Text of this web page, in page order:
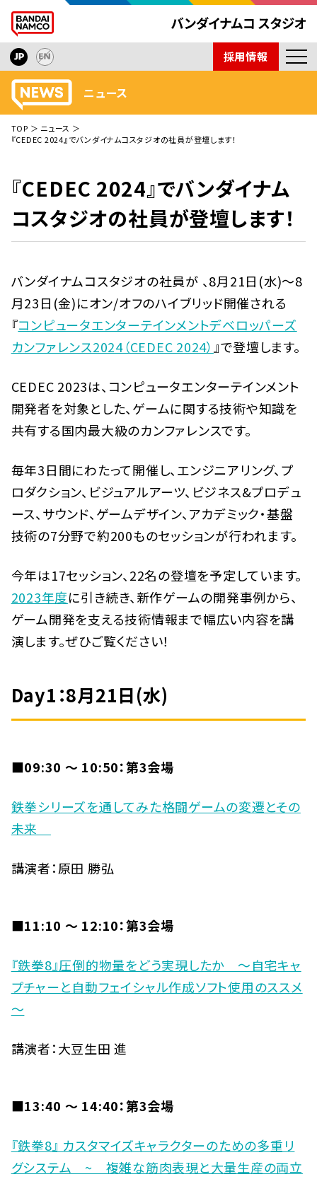
採用情報
会社紹介
取材依頼
ニュース
TOP
ニュース
『CEDEC 2024』でバンダイナムコスタジオの社員が登壇します！
『CEDEC 2024』でバンダイナム
コスタジオの社員が登壇します！
バンダイナムコスタジオの社員が 、8月21日(水)～8
月23日(金)にオン/オフのハイブリッド開催される
『コンピュータエンターテインメントデベロッパーズ
カンファレンス2024（CEDEC 2024） 』で登壇します。
CEDEC 2023は、コンピュータエンターテインメント
開発者を対象とした、ゲームに関する技術や知識を
共有する国内最大級のカンファレンスです。
毎年3日間にわたって開催し、エンジニアリング、プ
ロダクション、ビジュアルアーツ、ビジネス&プロデュ
ース、サウンド、ゲームデザイン、アカデミック・基盤
技術の7分野で約200ものセッションが行われます。
今年は17セッション、22名の登壇を予定しています。
2023年度に引き続き、新作ゲームの開発事例から、
ゲーム開発を支える技術情報まで幅広い内容を講
演します。ぜひご覧ください！
Day1：8月21日(水)
■09:30 〜 10:50：第3会場
鉄拳シリーズを通してみた格闘ゲームの変遷とその
未来
講演者：原田 勝弘
■11:10 〜 12:10：第3会場
『鉄拳8』圧倒的物量をどう実現したか ～自宅キャ
プチャーと自動フェイシャル作成ソフト使用のススメ
～
講演者：大豆生田 進
■13:40 〜 14:40：第3会場
『鉄拳8』 カスタマイズキャラクターのための多重リ
グシステム ~ 複雑な筋肉表現と大量生産の両立